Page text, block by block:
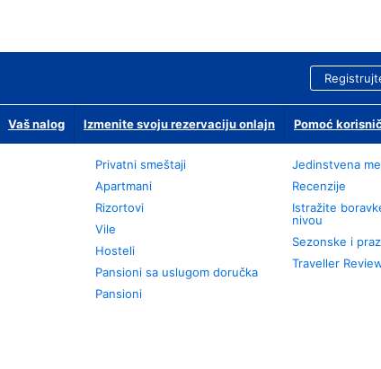
Vaš nalog Izmenite svoju rezervaciju onlajn Pomoć
Privatni smeštaji
Apartmani
Rizortovi
Vile
Hosteli
Pansioni sa uslugom doručka
Pansioni
Jedinstvena
Recenzije
Istražite
nivou
Sezonske i
Traveller